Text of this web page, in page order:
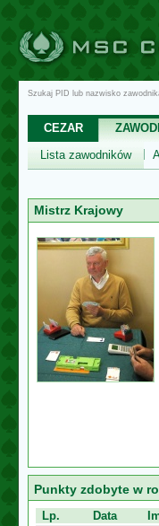
Szukaj PID lub nazwisko
CEZAR
Lista zawodników
Mistrz Krajowy
Punkty zdobyte w
Lp.
Data